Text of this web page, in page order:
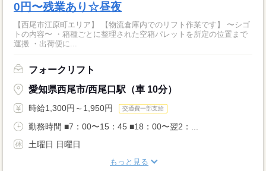
0円〜残業あり☆昼夜
【西尾市江原町エリア】 【物流倉庫内でのリフト作業です】 〜シゴ
トの内容〜 ・箱種ごとに整理された空箱パレットを所定の位置まで
運搬 ・出荷便に...
フォークリフト
愛知県西尾市/西尾口駅（車 10分）
時給1,300円～1,950円 交通費一部支給
勤務時間 ■7：00〜15：45 ■18：00〜翌2：...
土曜日 日曜日
もっと見る